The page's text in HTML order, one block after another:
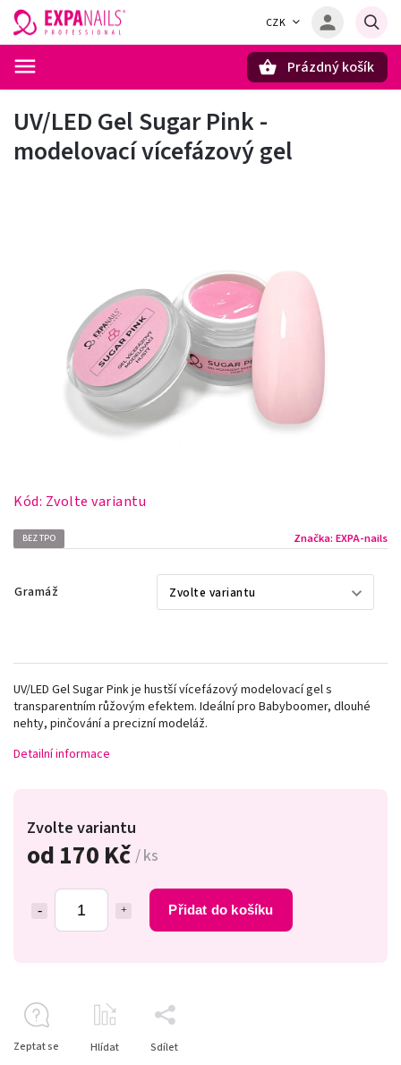
CZK
Prázdný košík
UV/LED Gel Sugar Pink -
modelovací vícefázový gel
Kód: Zvolte variantu
BEZ TPO Značka: EXPA-nails
Gramáž
od 170 Kč / ks
Přidat do košíku
Zvolte variantu
UV/LED Gel Sugar Pink je hustší vícefázový modelovací gel s
transparentním růžovým efektem. Ideální pro Babyboomer, dlouhé
nehty, pinčování a precizní modeláž.
Detailní informace
Zeptat se Hlídat Sdílet